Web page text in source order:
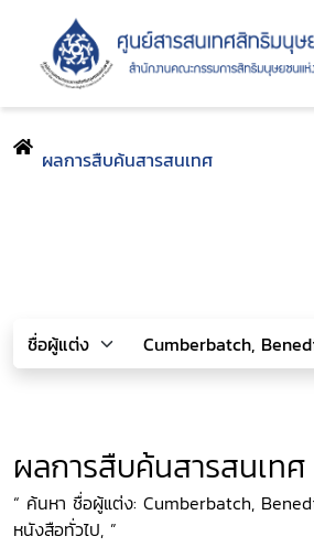
ผลการสืบค้นสารสนเทศ
ผลการสืบค้นสารสนเทศ
“ ค้นหา ชื่อผู้แต่ง: Cumberbatch,
หนังสือทั่วไป, ”